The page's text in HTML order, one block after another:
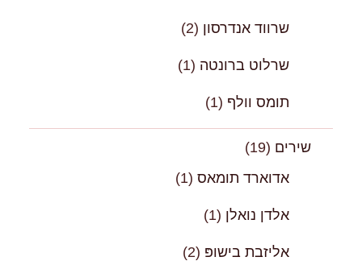
שרווד אנדרסון (2)
שרלוט ברונטה (1)
תומס וולף (1)
שירים (19)
אדוארד תומאס (1)
אלדן נואלן (1)
אליזבת בישופּ (2)